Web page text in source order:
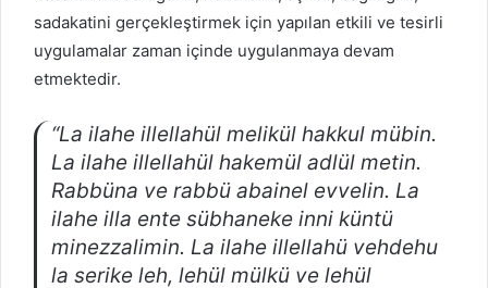
sadakatini gerçekleştirmek için yapılan etkili ve tesirli
uygulamalar zaman içinde uygulanmaya devam
etmektedir.
“La ilahe illellahül melikül hakkul mübin.
La ilahe illellahül hakemül adlül metin.
Rabbüna ve rabbü abainel evvelin. La
ilahe illa ente sübhaneke inni küntü
minezzalimin. La ilahe illellahü vehdehu
la serike leh, lehül mülkü ve lehül